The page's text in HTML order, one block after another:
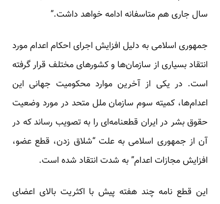
سال جاری هم متاسفانه ادامه خواهد داشت.”
جمهوری اسلامی به دلیل افزایش اجرای احکام اعدام مورد
انتقاد بسیاری از سازمان‌ها و کشورهای مختلف قرار گرفته
است. در یکی از آخرین موارد محکومیت جهانی این
اعدام‌ها، کمیته سوم سازمان ملل متحد در مورد وضعیت
حقوق بشر در ایران قطعنامه‌ای را به تصویب رساند که در
آن از جمهوری اسلامی به علت “شلاق زدن، قطع عضو،
افزایش مجازات اعدام” به شدت انتقاد شده است.
این قطع نامه چند هفته پیش با اکثریت بالای اعضای